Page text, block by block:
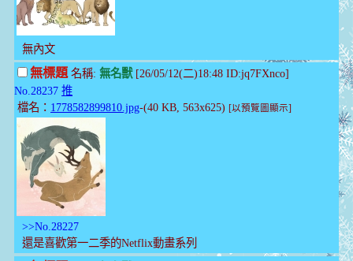
無內文
無標題名稱: 無名獸[26/05/12(二)18:48 ID:jq7FXnco]
No.28237 推
檔名： 1778582899810.jpg-(40 KB, 563x625) [以預覽圖顯示]
>>No.28227
還是喜歡第一二季的Netflix動畫系列